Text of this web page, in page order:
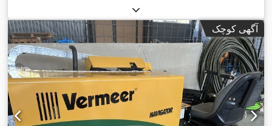
آگهی کوچک